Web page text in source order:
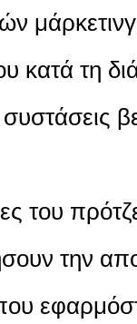
κατά τη
του
την